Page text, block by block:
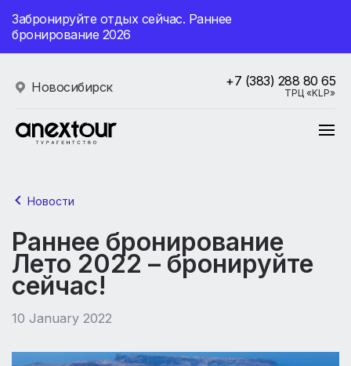
Забронируйте отдых сейчас. Раннее
бронирование 2026
Новосибирск +7 (383) 288 80 65
ТРЦ «KLP»
Новости
Раннее бронирование
Лето 2022 – бронируйте
сейчас!
10 January 2022